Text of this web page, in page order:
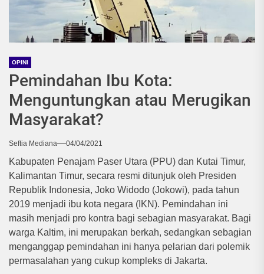
OPINI
Pemindahan Ibu Kota:
Menguntungkan atau Merugikan
Masyarakat?
Seftia Mediana 04/04/2021
Kabupaten Penajam Paser Utara (PPU) dan Kutai Timur,
Kalimantan Timur, secara resmi ditunjuk oleh Presiden
Republik Indonesia, Joko Widodo (Jokowi), pada tahun
2019 menjadi ibu kota negara (IKN). Pemindahan ini
masih menjadi pro kontra bagi sebagian masyarakat. Bagi
warga Kaltim, ini merupakan berkah, sedangkan sebagian
menganggap pemindahan ini hanya pelarian dari polemik
permasalahan yang cukup kompleks di Jakarta.